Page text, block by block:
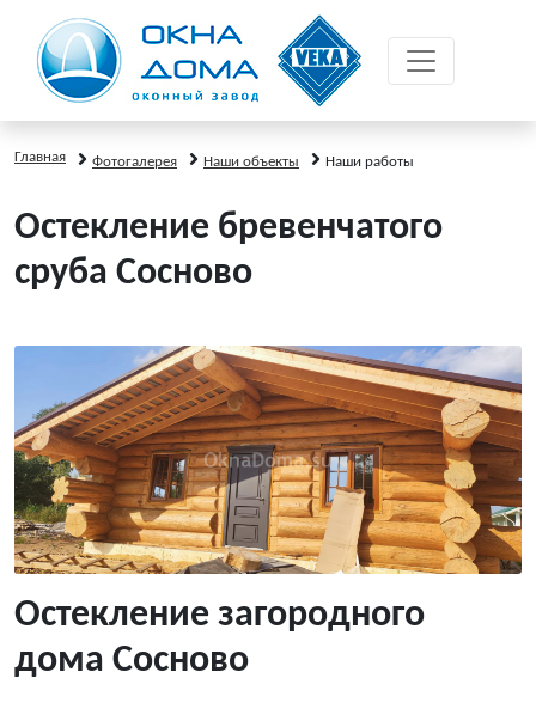
Главная Фотогалерея Наши объекты Наши работы
Остекление бревенчатого
сруба Сосново
Остекление загородного
дома Сосново